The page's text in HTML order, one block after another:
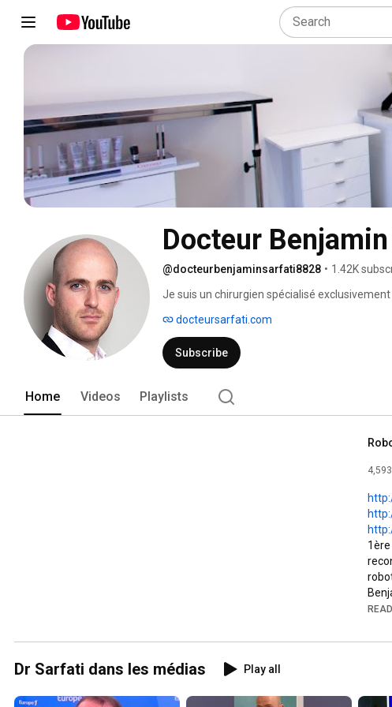
Docteur
@docteurbenjaminsarfati8828 • 1.42K
Je suis un chirurgien spécialisé
docteursarfati.com
Subscribe
Home Videos Playlists
La
Le
Dr Sarfati dans les médias Play all